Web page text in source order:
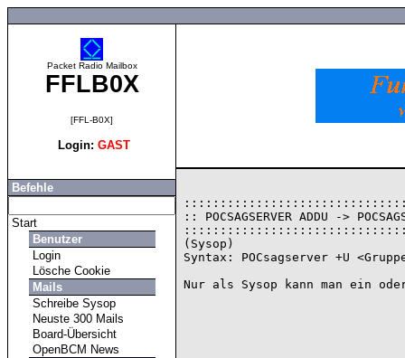
Packet Radio Mailbox
FFLB0X
[FFL-B0X]
Login: GAST
Befehle
Start
Benutzer
Login
Lösche Cookie
Mails
Schreibe Sysop
Neuste 300 Mails
Board-Übersicht
OpenBCM News
:: POCSAGSERVER ADDU ->
(Sysop)
Syntax: POCsagserver +U